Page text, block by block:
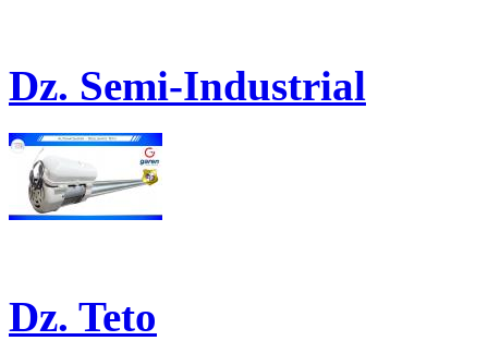
Dz. Semi-Industrial
Dz. Teto